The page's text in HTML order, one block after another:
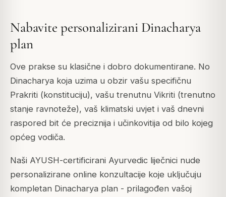
Nabavite personalizirani Dinacharya
plan
Ove prakse su klasične i dobro dokumentirane. No
Dinacharya koja uzima u obzir vašu specifičnu
Prakriti (konstituciju), vašu trenutnu Vikriti (trenutno
stanje ravnoteže), vaš klimatski uvjet i vaš dnevni
raspored bit će preciznija i učinkovitija od bilo kojeg
općeg vodiča.
Naši AYUSH-certificirani Ayurvedic liječnici nude
personalizirane online konzultacije koje uključuju
kompletan Dinacharya plan - prilagođen vašoj